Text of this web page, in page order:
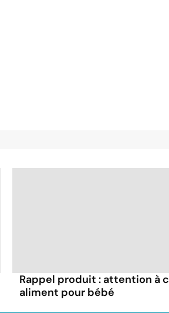
Rappel produit : attention à
aliment pour bébé